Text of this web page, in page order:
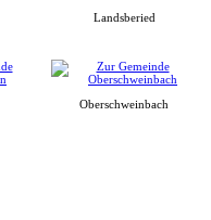
Landsberied
Oberschweinbach